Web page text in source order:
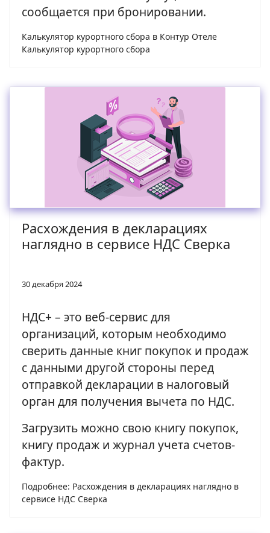
сообщается при бронировании.
Калькулятор курортного сбора в Контур Отеле
Калькулятор курортного сбора
Расхождения в декларациях
наглядно в сервисе НДС Сверка
30 декабря 2024
НДС+ – это веб-сервис для
организаций, которым необходимо
сверить данные книг покупок и продаж
с данными другой стороны перед
отправкой декларации в налоговый
орган для получения вычета по НДС.
Загрузить можно свою книгу покупок,
книгу продаж и журнал учета счетов-
фактур.
Подробнее: Расхождения в декларациях наглядно в
сервисе НДС Сверка